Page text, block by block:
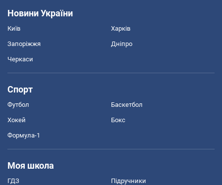
Новини України
Київ Харків
Запоріжжя Дніпро
Черкаси
Спорт
Футбол Баскетбол
Хокей Бокс
Формула-1
Моя школа
ГДЗ Підручники